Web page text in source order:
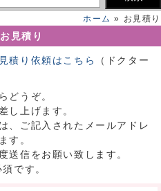
ホーム » お見積り
お見積り
積り依頼はこちら
（ドクター
どうぞ。
し上げます。
、ご記入されたメールアドレ
す。
送信をお願い致します。
です。